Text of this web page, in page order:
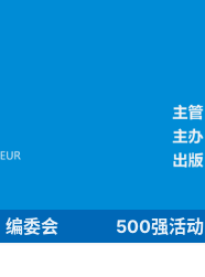
编委会 500强活动